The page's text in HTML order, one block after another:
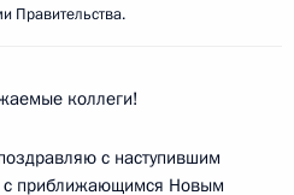
Правительства.
коллеги!
с наступившим
приближающимся Новым